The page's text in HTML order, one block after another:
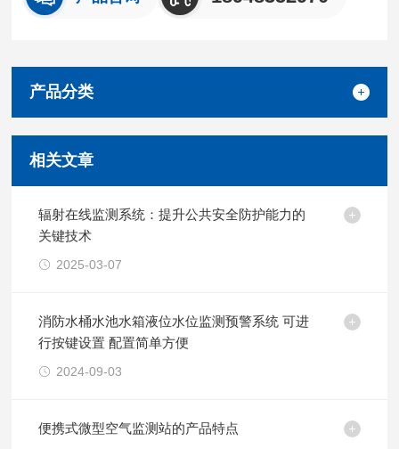
产品分类
相关文章
辐射在线监测系统：提升公共安全防护能力的
关键技术
2025-03-07
消防水桶水池水箱液位水位监测预警系统 可进
行按键设置 配置简单方便
2024-09-03
便携式微型空气监测站的产品特点